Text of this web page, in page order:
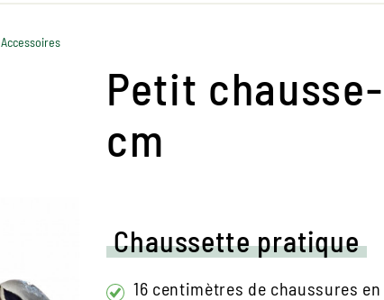
Accessoires
Petit
cm
Chaussette pratique
16 centimètres de chaussures